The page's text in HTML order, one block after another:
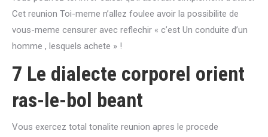
Cet reunion Toi-meme n’allez foulee avoir la possibilite de
vous-meme censurer avec reflechir « c’est Un conduite d’un
homme , lesquels achete » !
7 Le dialecte corporel orient
ras-le-bol beant
Vous exercez total tonalite reunion apres le procede